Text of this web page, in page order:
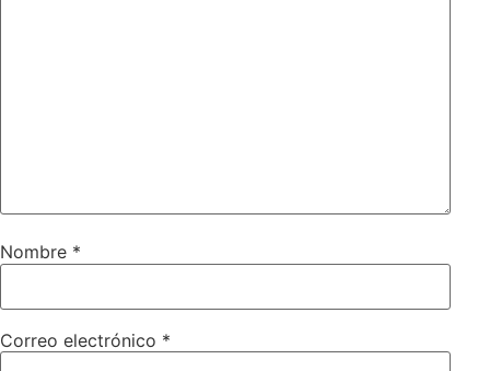
Nombre *
Correo electrónico *